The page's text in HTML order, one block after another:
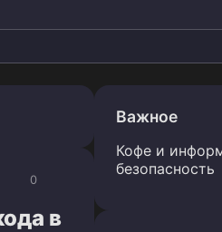
0
в
Важное
Кофе и
безопасность